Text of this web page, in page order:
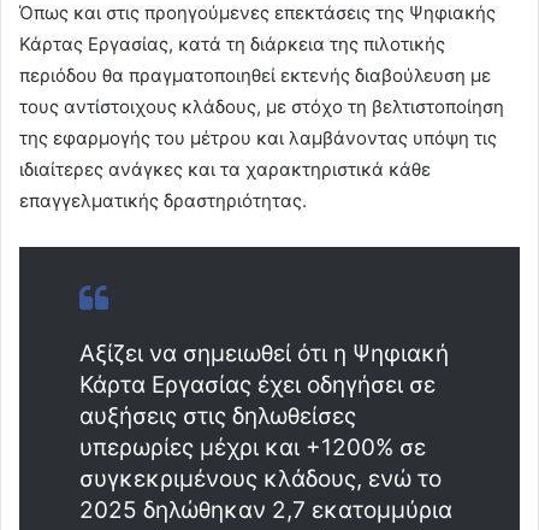
Όπως και στις προηγούμενες επεκτάσεις της Ψηφιακής
Κάρτας Εργασίας, κατά τη διάρκεια της πιλοτικής
περιόδου θα πραγματοποιηθεί εκτενής διαβούλευση με
τους αντίστοιχους κλάδους, με στόχο τη βελτιστοποίηση
της εφαρμογής του μέτρου και λαμβάνοντας υπόψη τις
ιδιαίτερες ανάγκες και τα χαρακτηριστικά κάθε
επαγγελματικής δραστηριότητας.
Αξίζει να σημειωθεί ότι η Ψηφιακή
Κάρτα Εργασίας έχει οδηγήσει σε
αυξήσεις στις δηλωθείσες
υπερωρίες μέχρι και +1200% σε
συγκεκριμένους κλάδους, ενώ το
2025 δηλώθηκαν 2,7 εκατομμύρια